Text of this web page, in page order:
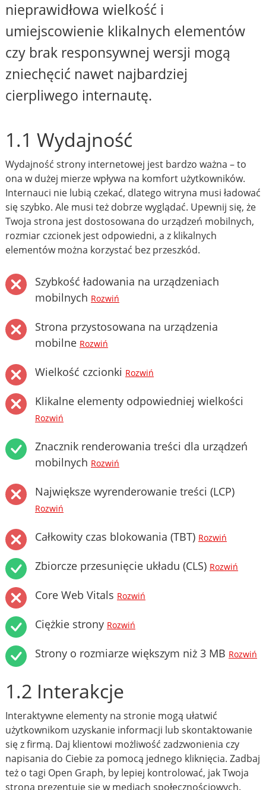
nieprawidłowa wielkość i
umiejscowienie klikalnych elementów
czy brak responsywnej wersji mogą
zniechęcić nawet najbardziej
cierpliwego internautę.
1.1 Wydajność
Wydajność strony internetowej jest bardzo ważna – to
ona w dużej mierze wpływa na komfort użytkowników.
Internauci nie lubią czekać, dlatego witryna musi ładować
się szybko. Ale musi też dobrze wyglądać. Upewnij się, że
Twoja strona jest dostosowana do urządzeń mobilnych,
rozmiar czcionek jest odpowiedni, a z klikalnych
elementów można korzystać bez przeszkód.
Szybkość ładowania na urządzeniach
mobilnych Rozwiń
Strona przystosowana na urządzenia
mobilne Rozwiń
Wielkość czcionki Rozwiń
Klikalne elementy odpowiedniej wielkości
Rozwiń
Znacznik renderowania treści dla urządzeń
mobilnych Rozwiń
Największe wyrenderowanie treści (LCP)
Rozwiń
Całkowity czas blokowania (TBT) Rozwiń
Zbiorcze przesunięcie układu (CLS) Rozwiń
Core Web Vitals Rozwiń
Ciężkie strony Rozwiń
Strony o rozmiarze większym niż 3 MB Rozwiń
1.2 Interakcje
Interaktywne elementy na stronie mogą ułatwić
użytkownikom uzyskanie informacji lub skontaktowanie
się z firmą. Daj klientowi możliwość zadzwonienia czy
napisania do Ciebie za pomocą jednego kliknięcia. Zadbaj
też o tagi Open Graph, by lepiej kontrolować, jak Twoja
strona prezentuje się w mediach społecznościowych.